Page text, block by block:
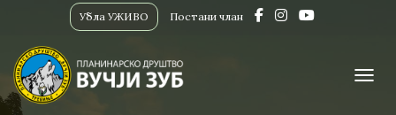
Убла УЖИВО Постани члан